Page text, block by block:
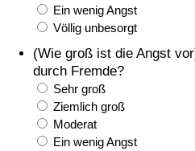
Ein wenig Angst
Völlig unbesorgt
(Wie groß ist die Angst
durch Fremde?
Sehr groß
Ziemlich groß
Moderat
Ein wenig Angst